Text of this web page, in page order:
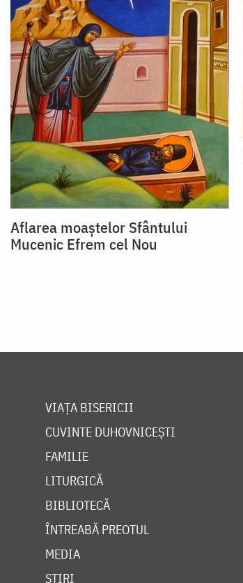
Aflarea moaştelor Sfântului
Mucenic Efrem cel Nou
VIAȚA BISERICII
CUVINTE DUHOVNICEȘTI
FAMILIE
LITURGICĂ
BIBLIOTECĂ
ÎNTREABĂ PREOTUL
MEDIA
ȘTIRI